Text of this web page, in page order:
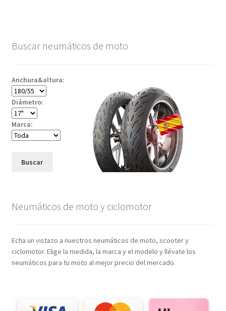
Buscar neumáticos de moto
Anchura&altura:
Diámetro:
Marca:
Buscar
Neumáticos de moto y ciclomotor
Echa un vistazo a nuestros neumáticos de moto, scooter y
ciclomotor. Elige la medida, la marca y el modelo y llévate los
neumáticos para tu moto al mejor precio del mercado.